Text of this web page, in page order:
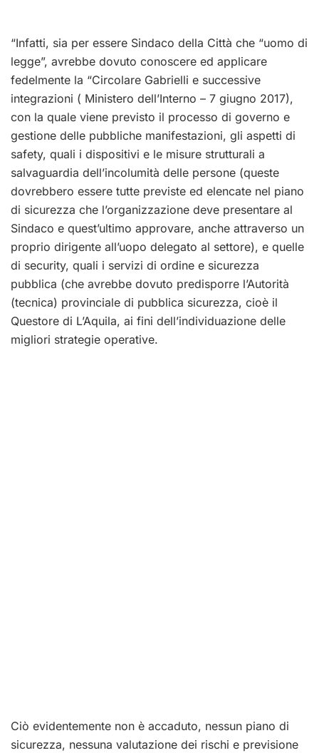
“Infatti, sia per essere Sindaco della Città che “uomo di
legge”, avrebbe dovuto conoscere ed applicare
fedelmente la “Circolare Gabrielli e successive
integrazioni ( Ministero dell’Interno – 7 giugno 2017),
con la quale viene previsto il processo di governo e
gestione delle pubbliche manifestazioni, gli aspetti di
safety, quali i dispositivi e le misure strutturali a
salvaguardia dell’incolumità delle persone (queste
dovrebbero essere tutte previste ed elencate nel piano
di sicurezza che l’organizzazione deve presentare al
Sindaco e quest’ultimo approvare, anche attraverso un
proprio dirigente all’uopo delegato al settore), e quelle
di security, quali i servizi di ordine e sicurezza
pubblica (che avrebbe dovuto predisporre l’Autorità
(tecnica) provinciale di pubblica sicurezza, cioè il
Questore di L’Aquila, ai fini dell’individuazione delle
migliori strategie operative.
Ciò evidentemente non è accaduto, nessun piano di
sicurezza, nessuna valutazione dei rischi e previsione